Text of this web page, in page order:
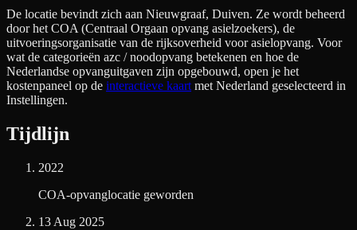
De locatie bevindt zich aan Nieuwgraaf, Duiven. Ze wordt beheerd
door het COA (Centraal Orgaan opvang asielzoekers), de
uitvoeringsorganisatie van de rijksoverheid voor asielopvang. Voor
wat de categorieën azc / noodopvang betekenen en hoe de
Nederlandse opvanguitgaven zijn opgebouwd, open je het
kostenpaneel op de interactieve kaart met Nederland geselecteerd in
Instellingen.
Tijdlijn
2022
COA-opvanglocatie geworden
13 Aug 2025